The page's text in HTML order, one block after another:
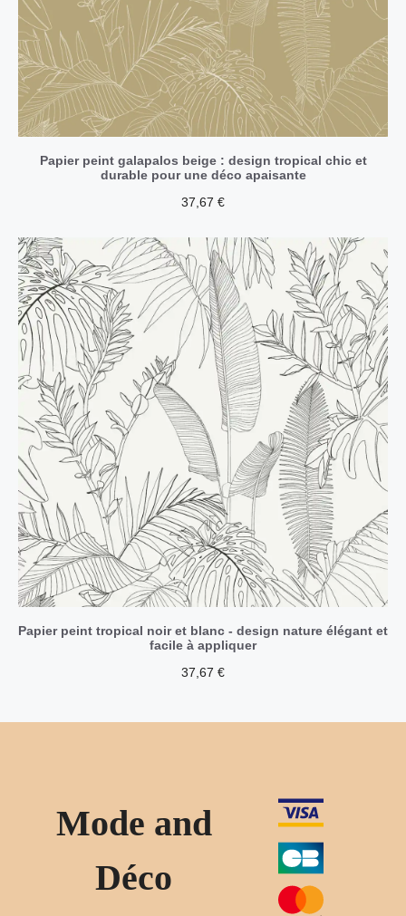
Papier peint galapalos beige : design tropical chic et
durable pour une déco apaisante
37,67 €
Papier peint tropical noir et blanc - design nature élégant et
facile à appliquer
37,67 €
Mode and
Déco